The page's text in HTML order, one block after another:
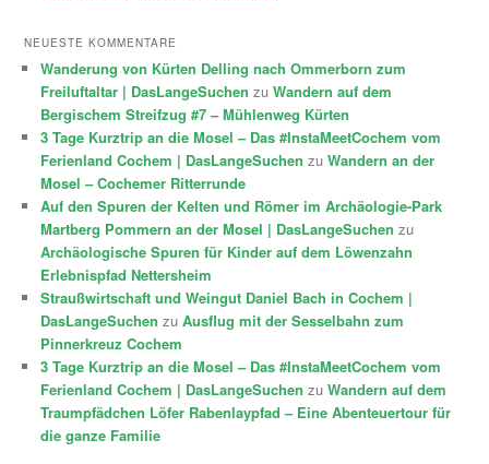
NEUESTE KOMMENTARE
Wanderung von Kürten Delling nach Ommerborn zum
Freiluftaltar | DasLangeSuchen zuWandern auf dem
Bergischem Streifzug #7 – Mühlenweg Kürten
3 Tage Kurztrip an die Mosel – Das #InstaMeetCochem vom
Ferienland Cochem | DasLangeSuchen zuWandern an der
Mosel – Cochemer Ritterrunde
Auf den Spuren der Kelten und Römer im Archäologie-Park
Martberg Pommern an der Mosel | DasLangeSuchen zu
Archäologische Spuren für Kinder auf dem Löwenzahn
Erlebnispfad Nettersheim
Straußwirtschaft und Weingut Daniel Bach in Cochem |
DasLangeSuchen zuAusflug mit der Sesselbahn zum
Pinnerkreuz Cochem
3 Tage Kurztrip an die Mosel – Das #InstaMeetCochem vom
Ferienland Cochem | DasLangeSuchen zuWandern auf dem
Traumpfädchen Löfer Rabenlaypfad – Eine Abenteuertour für
die ganze Familie